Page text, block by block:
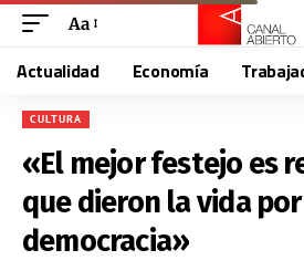
Aa
Actualidad Economía
CULTURA
«El mejor festejo es
que dieron la vida
democracia»